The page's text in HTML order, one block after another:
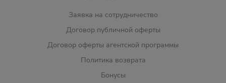
Заявка на сотрудничество
Договор публичной оферты
Договор оферты агентской программы
Политика возврата
Бонусы